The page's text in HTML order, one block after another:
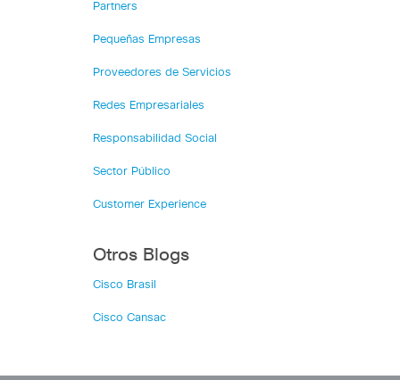
Partners
Pequeñas Empresas
Proveedores de Servicios
Redes Empresariales
Responsabilidad Social
Sector Público
Customer Experience
Otros Blogs
Cisco Brasil
Cisco Cansac